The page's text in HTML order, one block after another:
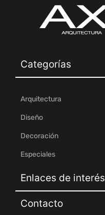
Categorías
Arquitectura
Diseño
Decoración
Especiales
Enlaces de interés
Contacto